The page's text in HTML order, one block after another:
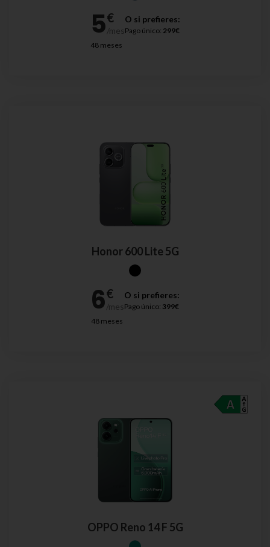
48 meses
O si prefieres:
Pago único: 299€
Honor 600 Lite 5G
48 meses
O si prefieres:
Pago único: 399€
OPPO Reno 14 F 5G